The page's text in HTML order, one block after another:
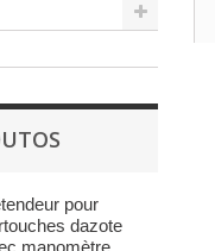
pour
dazote
manomètre